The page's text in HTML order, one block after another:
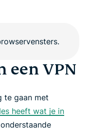
een VPN
te gaan met
heeft wat je in